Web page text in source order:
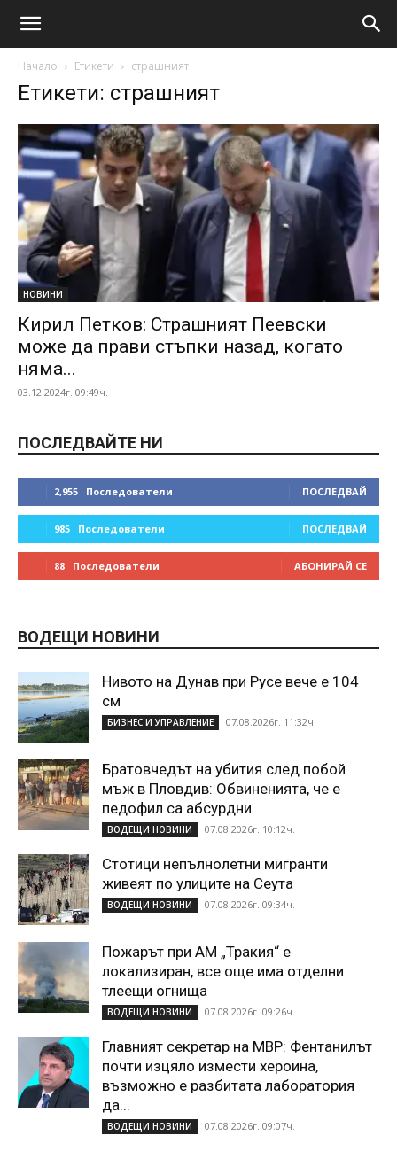
Начало Етикети страшният
Етикети: страшният
НОВИНИ
Кирил Петков: Страшният Пеевски
може да прави стъпки назад, когато
няма...
03.12.2024г. 09:49ч.
ПОСЛЕДВАЙТЕ НИ
2,955 Последователи ПОСЛЕДВАЙ
985 Последователи ПОСЛЕДВАЙ
88 Последователи АБОНИРАЙ СЕ
ВОДЕЩИ НОВИНИ
Нивото на Дунав при Русе вече е 104
см
БИЗНЕС И УПРАВЛЕНИЕ 07.08.2026г. 11:32ч.
Братовчедът на убития след побой
мъж в Пловдив: Обвиненията, че е
педофил са абсурдни
ВОДЕЩИ НОВИНИ 07.08.2026г. 10:12ч.
Стотици непълнолетни мигранти
живеят по улиците на Сеута
ВОДЕЩИ НОВИНИ 07.08.2026г. 09:34ч.
Пожарът при АМ „Тракия“ е
локализиран, все още има отделни
тлеещи огнища
ВОДЕЩИ НОВИНИ 07.08.2026г. 09:26ч.
Главният секретар на МВР: Фентанилът
почти изцяло измести хероина,
възможно е разбитата лаборатория
да...
ВОДЕЩИ НОВИНИ 07.08.2026г. 09:07ч.